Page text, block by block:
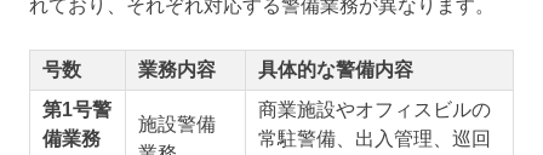
れており、それぞれ対応する警備業務が異なります。
号数 業務内容
具体的な警備内容
第1号警
備業務
施設警備
商業施設やオフィスビルの
常駐警備、出入管理、巡回